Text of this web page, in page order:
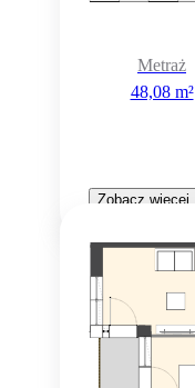
Metraż
48,08 m²
Zobacz więcej